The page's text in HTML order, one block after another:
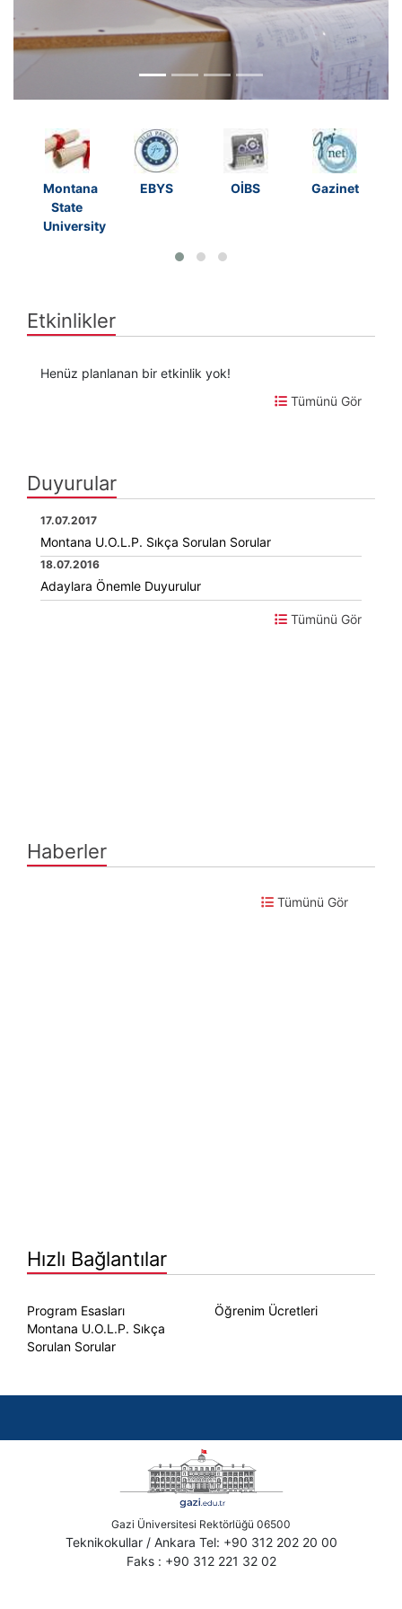
Montana
State
University
EBYS OİBS Gazinet
Etkinlikler
Henüz planlanan bir etkinlik yok!
Tümünü Gör
Duyurular
17.07.2017
Montana U.O.L.P. Sıkça Sorulan Sorular
18.07.2016
Adaylara Önemle Duyurulur
Tümünü Gör
Haberler
Tümünü Gör
Hızlı Bağlantılar
Program Esasları
Öğrenim Ücretleri
Montana U.O.L.P. Sıkça
Sorulan Sorular
Gazi Üniversitesi Rektörlüğü 06500
Teknikokullar / Ankara Tel: +90 312 202 20 00
Faks : +90 312 221 32 02